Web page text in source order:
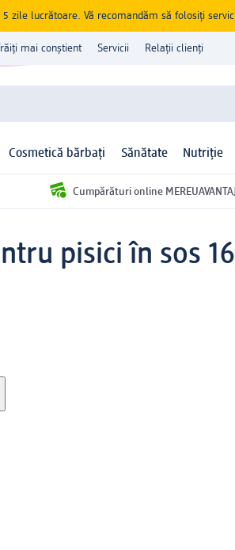
lucrătoare. Vă recomandăm să folosiți
Trăiți mai conștient Servicii Relații clienți
Cosmetică bărbați Sănătate Nutriție
Cumpărături online
pisici în sos